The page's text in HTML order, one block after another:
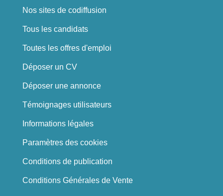
Nos sites de codiffusion
Tous les candidats
Toutes les offres d'emploi
Déposer un CV
Déposer une annonce
Témoignages utilisateurs
Informations légales
Paramètres des cookies
Conditions de publication
Conditions Générales de Vente